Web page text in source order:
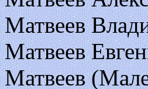
Матвеев
Матвеев
Матвеев